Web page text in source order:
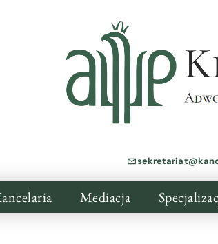
Mediacja